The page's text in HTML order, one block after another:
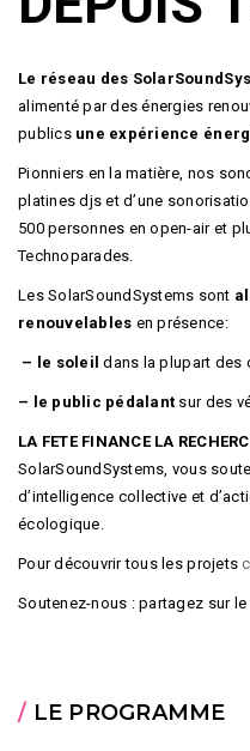
Le réseau des
alimenté par des énergies
publicsune expérience
Pionniers en la matière, nos
platines djs et d’une
500 personnes en open-air et
Technoparades.
Les SolarSoundSystems sont
renouvelables en présence:
– le soleil dans la plupart des
– le public pédalant sur des
LA FETE FINANCE LA
SolarSoundSystems, vous
d’intelligence collective et
écologique.
Pour découvrir tous les projets
Soutenez-nous : partagez sur
/ LE PROGRAMME